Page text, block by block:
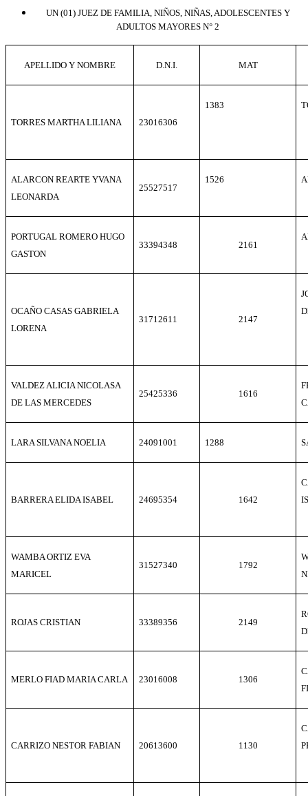
UN (01)JUEZ DE FAMILIA, NIÑOS, NIÑAS, ADOLESCENTES Y
ADULTOS MAYORES N° 2
APELLIDO Y NOMBRE D.N.I. MAT
TORRES MARTHA LILIANA 23016306
1383
ALARCON REARTE YVANA
LEONARDA
25527517
1526
PORTUGAL ROMERO HUGO
GASTON
33394348 2161
OCAÑO CASAS GABRIELA
LORENA
31712611 2147
VALDEZ ALICIA NICOLASA
DE LAS MERCEDES
25425336 1616
LARA SILVANA NOELIA 24091001 1288
BARRERA ELIDA ISABEL 24695354 1642
WAMBA ORTIZ EVA
MARICEL
31527340 1792
ROJAS CRISTIAN 33389356 2149
MERLO FIAD MARIA CARLA 23016008 1306
CARRIZO NESTOR FABIAN 20613600 1130